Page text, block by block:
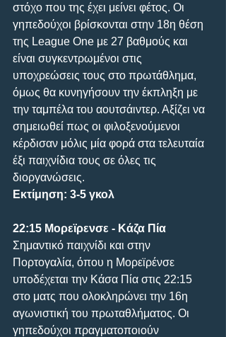
στόχο που της έχει μείνει φέτος. Οι
γηπεδούχοι βρίσκονται στην 18η θέση
της League One με 27 βαθμούς και
είναι συγκεντρωμένοι στις
υποχρεώσεις τους στο πρωτάθλημα,
όμως θα κυνηγήσουν την έκπληξη με
την ταμπέλα του αουτσάιντερ. Αξίζει να
σημειωθεί πως οι φιλοξενούμενοι
κέρδισαν μόλις μία φορά στα τελευταία
έξι παιχνίδια τους σε όλες τις
διοργανώσεις.
Εκτίμηση: 3-5 γκολ
22:15 Μορεϊρενσε - Κάζα Πία
Σημαντικό παιχνίδι και στην
Πορτογαλία, όπου η Μορεϊρένσε
υποδέχεται την Κάσα Πία στις 22:15
στο ματς που ολοκληρώνει την 16η
αγωνιστική του πρωταθλήματος. Οι
γηπεδούχοι πραγματοποιούν